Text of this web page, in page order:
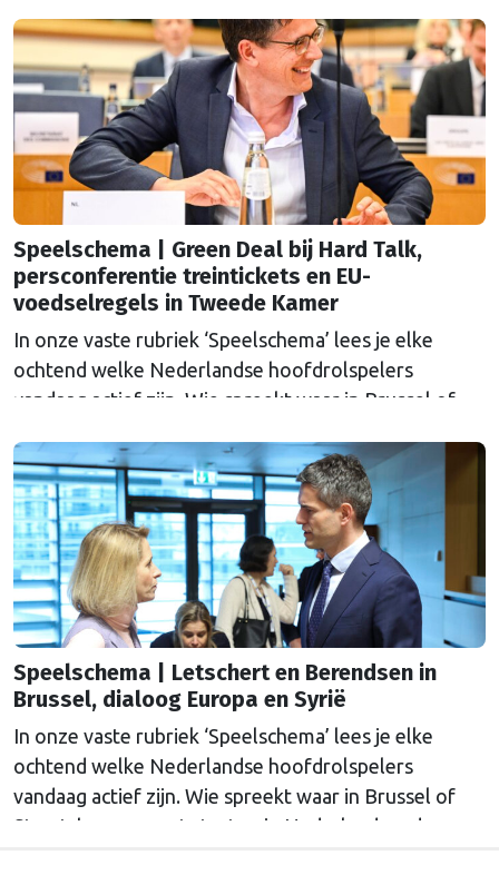
agenda?
Speelschema | Green Deal bij Hard Talk,
persconferentie treintickets en EU-
voedselregels in Tweede Kamer
In onze vaste rubriek ‘Speelschema’ lees je elke
ochtend welke Nederlandse hoofdrolspelers
vandaag actief zijn. Wie spreekt waar in Brussel of
agenda?
Speelschema | Letschert en Berendsen in
Brussel, dialoog Europa en Syrië
In onze vaste rubriek ‘Speelschema’ lees je elke
ochtend welke Nederlandse hoofdrolspelers
vandaag actief zijn. Wie spreekt waar in Brussel of
Straatsburg, en wat staat er in Nederland op de